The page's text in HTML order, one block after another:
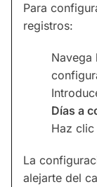
Para
registros:
Navega
Días a
Haz
La
alejarte del